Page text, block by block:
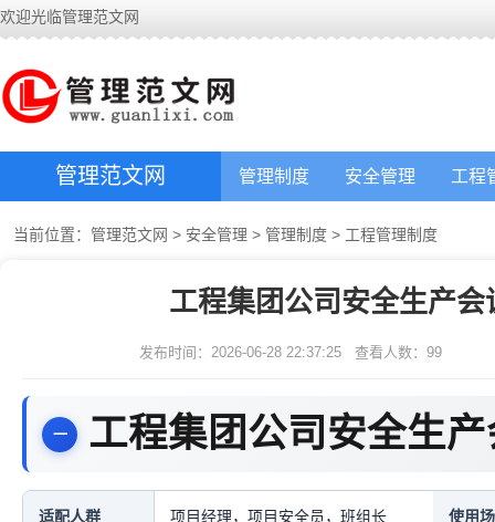
欢迎光临管理范文网
管理范文网 管理制度 安全管理 工程
当前位置： 管理范文网 > 安全管理 > 管理制度 > 工程管理制度
工程集团公司安全生产
发布时间：2026-06-28 22:37:25 查看人数： 99
工程集团公司安全生
适配人群 项目经理，项目安全员，班组长 使用